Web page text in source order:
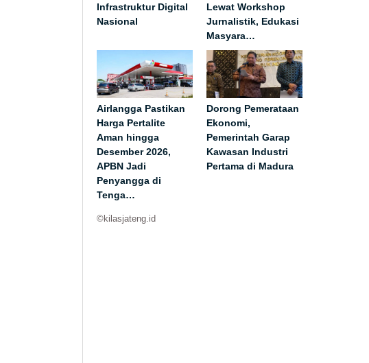
Infrastruktur Digital
Nasional
Lewat Workshop
Jurnalistik, Edukasi
Masyara…
Airlangga Pastikan
Harga Pertalite
Aman hingga
Desember 2026,
APBN Jadi
Penyangga di
Tenga…
Dorong Pemerataan
Ekonomi,
Pemerintah Garap
Kawasan Industri
Pertama di Madura
©kilasjateng.id